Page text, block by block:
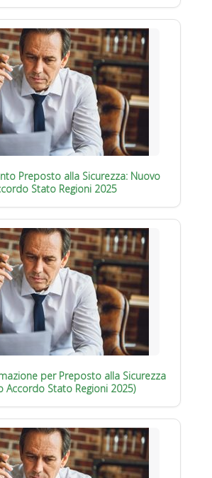
Preposto alla Sicurezza: Nuovo
Stato Regioni 2025
per Preposto alla Sicurezza
Accordo Stato Regioni 2025)